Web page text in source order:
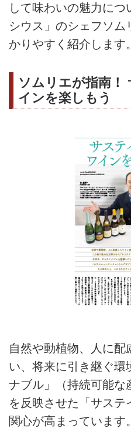
して味わいの魅力に
シウス」のシェフソム
かりやすく紹介します。
ソムリエが指南！
インを楽しもう
自然や動植物、人に
い、将来に引き継ぐ環
ナブル」（持続可能な
を反映させた「サス
関心が高まっています